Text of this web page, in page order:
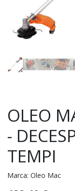
OLEO
-
TEMPI
Marca: Oleo Mac